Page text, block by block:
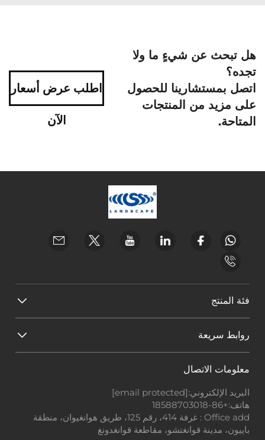
هل تبحث عن شيءٍ ما ولا
تجده؟
اتصل بمستشارينا للحصول
على مزيد من المنتجات
المتاحة.
اطلب عرض أسعار
الآن
فئة المنتج
روابط سريعة
معلومات الاتصال
البريد الإلكتروني:[email protected]
هاتف:+86-18588703018
Office add : غرفة 414، رقم 125، طريق هوانغيوان، منطقة
باييون، مدينة قوانغتشو، مقاطعة قوانغدونغ